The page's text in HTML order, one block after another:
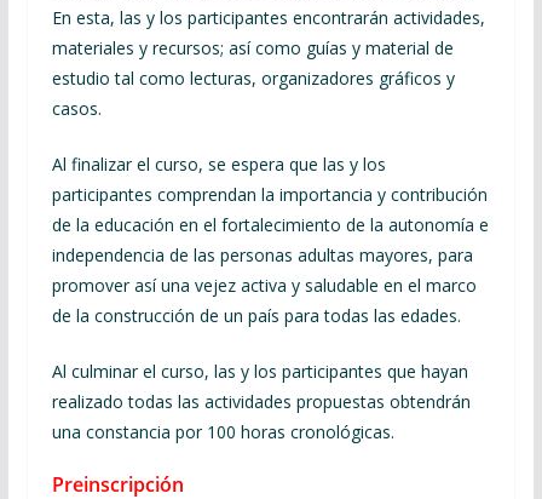
En esta, las y los participantes encontrarán actividades,
materiales y recursos; así como guías y material de
estudio tal como lecturas, organizadores gráficos y
casos.
Al finalizar el curso, se espera que las y los
participantes comprendan la importancia y contribución
de la educación en el fortalecimiento de la autonomía e
independencia de las personas adultas mayores, para
promover así una vejez activa y saludable en el marco
de la construcción de un país para todas las edades.
Al culminar el curso, las y los participantes que hayan
realizado todas las actividades propuestas obtendrán
una constancia por 100 horas cronológicas.
Preinscripción